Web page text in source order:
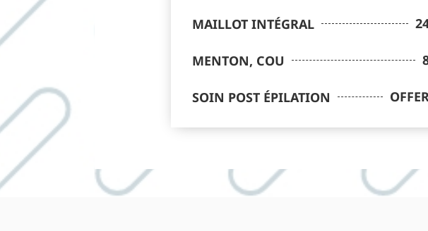
MAILLOT INTÉGRAL
MENTON, COU
SOIN POST ÉPILATION